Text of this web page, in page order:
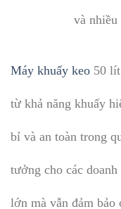
và nhiều
Máy khuấy keo 50
từ khả năng khuấy
bỉ và an toàn trong
tưởng cho các
lớn mà vẫn đảm bảo